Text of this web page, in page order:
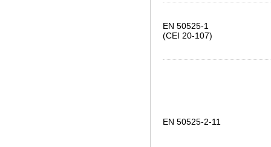
EN 50525-1
(CEI 20-107)
EN 50525-2-11